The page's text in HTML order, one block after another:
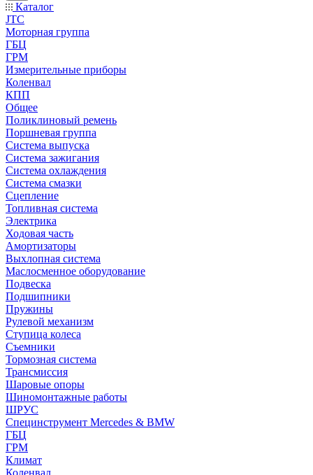
Каталог
JTC
Моторная группа
ГБЦ
ГРМ
Измерительные приборы
Коленвал
КПП
Общее
Поликлиновый ремень
Поршневая группа
Система выпуска
Система зажигания
Система охлаждения
Система смазки
Сцепление
Топливная система
Электрика
Ходовая часть
Амортизаторы
Выхлопная система
Маслосменное оборудование
Подвеска
Подшипники
Пружины
Рулевой механизм
Ступица колеса
Съемники
Тормозная система
Трансмиссия
Шаровые опоры
Шиномонтажные работы
ШРУС
Специнструмент Mercedes & BMW
ГБЦ
ГРМ
Климат
Коленвал